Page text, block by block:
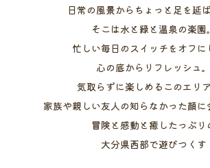
日常の風景からちょっと足を延ば
そこは水と緑と温泉の楽園。
忙しい毎日のスイッチをオフに
心の底からリフレッシュ。
気取らずに楽しめるこのエリア
家族や親しい友人の知らなかった顔に
冒険と感動と癒したっぷり
大分県西部で遊びつくす